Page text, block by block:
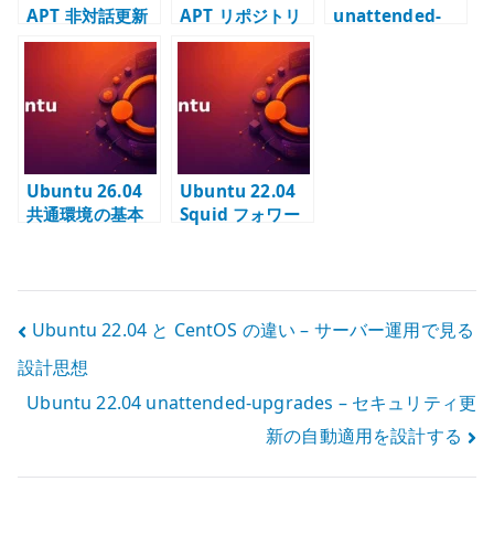
APT 非対話更新
– needrestart
と入力待ちを制
APT リポジトリ
とパッケージ更
新 – proxy と更
新方針を管理す
る
unattended-
Ubuntu 26.04
共通環境の基本
Ubuntu 22.04
Squid フォワー
投
稿
ナ
ビ
Ubuntu 22.04 と CentOS の違い – サーバー運用で見る
設計思想
Ubuntu 22.04 unattended-upgrades – セキュリティ更
新の自動適用を設計する